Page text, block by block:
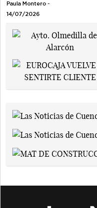
Paula Montero -
14/07/2026